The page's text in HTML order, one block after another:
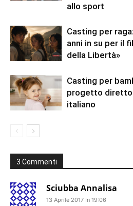
allo sport
Casting per
anni in su per il
della Libertà»
Casting per
progetto diretto
italiano
3 Commenti
Sciubba Annalisa
13 Aprile 2017 In 19:06